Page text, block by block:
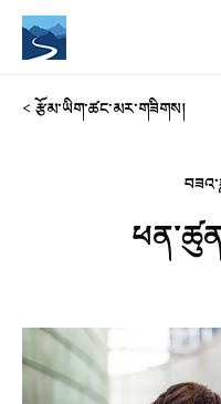
Skip to content
< རྩོམ་ཡིག་ཚང་མར་གཟིགས།